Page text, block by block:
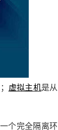
虚拟主机是从
个完全隔离环